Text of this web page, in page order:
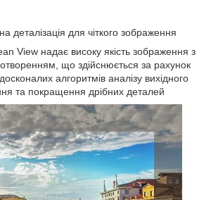
деталізація для чіткого зображення
View надає високу якість зображення з
що здійснюється за рахунок
алгоритмів аналізу вихідного
та покращення дрібних деталей